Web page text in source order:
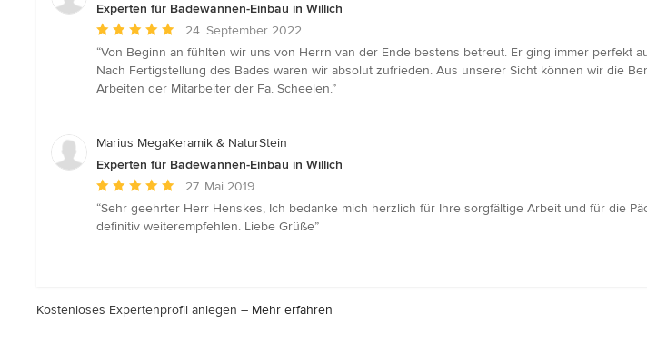
Experten für Badewannen-Einbau in Willich
Durchschnittliche
Bewertung:
5
von
24. September 2022
“Von Beginn an fühlten wir uns von Herrn van der Ende bestens betreut. Er ging immer
Nach Fertigstellung des Bades waren wir absolut zufrieden. Aus unserer Sicht können wir die
Arbeiten der Mitarbeiter der Fa. Scheelen.”
Marius MegaKeramik & NaturStein
Experten für Badewannen-Einbau in Willich
Durchschnittliche
Bewertung:
5
27. Mai 2019
“Sehr geehrter Herr Henskes, Ich bedanke mich herzlich für Ihre sorgfältige Arbeit und für die
definitiv weiterempfehlen. Liebe Grüße”
Kostenloses Expertenprofil anlegen – Mehr erfahren